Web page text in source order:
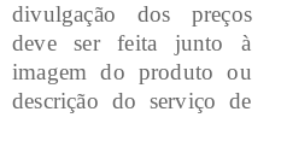
divulgação dos preços
deve ser feita junto à
imagem do produto ou
descrição do serviço de
caracteres facilmente
legíveis, com tamanho
de fonte não inferior a